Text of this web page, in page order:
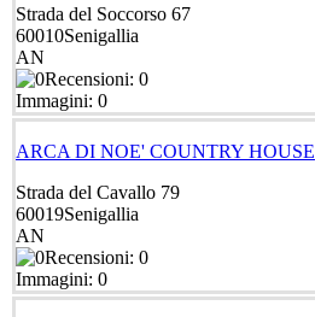
Strada del Soccorso 67
60010Senigallia
AN
Recensioni: 0
Immagini: 0
ARCA DI NOE' COUNTRY HOUSE
Strada del Cavallo 79
60019Senigallia
AN
Recensioni: 0
Immagini: 0